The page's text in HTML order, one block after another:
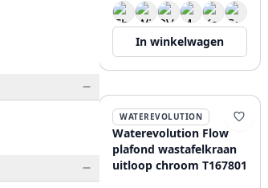
In winkelwagen
WATEREVOLUTION
Waterevolution Flow
plafond wastafelkraan
uitloop chroom T167801